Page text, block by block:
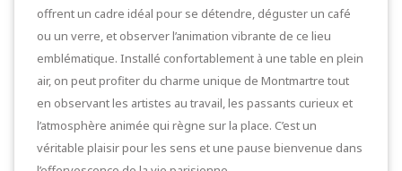
offrent un cadre idéal pour se détendre, déguster un café
ou un verre, et observer l’animation vibrante de ce lieu
emblématique. Installé confortablement à une table en plein
air, on peut profiter du charme unique de Montmartre tout
en observant les artistes au travail, les passants curieux et
l’atmosphère animée qui règne sur la place. C’est un
véritable plaisir pour les sens et une pause bienvenue dans